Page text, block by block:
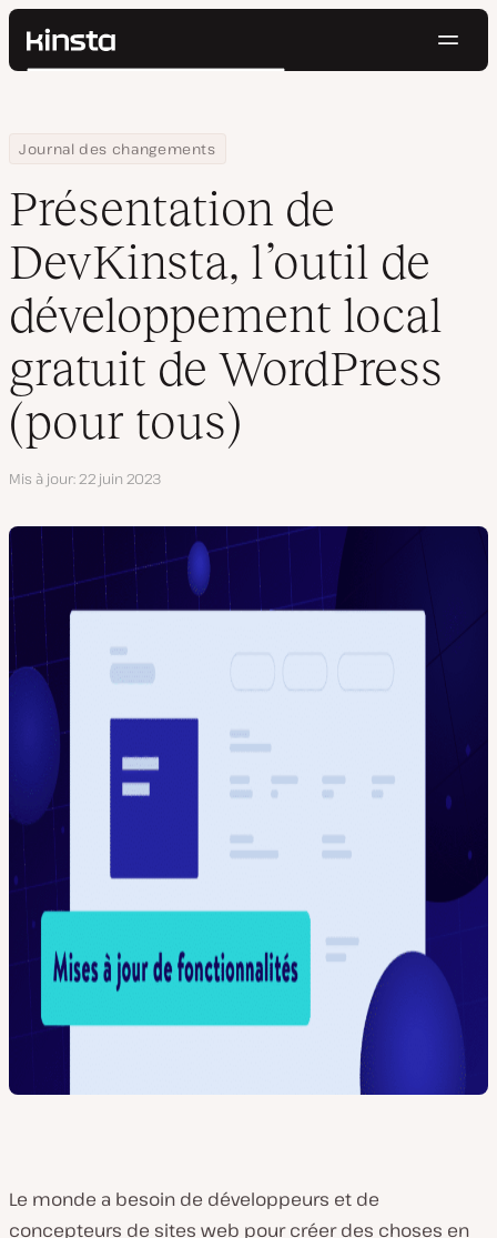
Kinsta®
Prix
Contact
Rechercher
Home
Journal des changements
Présentation de DevKinsta, l’outil de développement local
Présentation de
DevKinsta, l’outil de
développement local
gratuit de WordPress
(pour tous)
Mis à jour 22 juin 2023
Le monde a besoin de développeurs et de
concepteurs de sites web pour créer des choses en